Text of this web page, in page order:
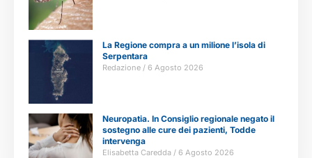
La Regione compra a un milione l’isola di
Serpentara
Redazione 6 Agosto 2026
Neuropatia. In Consiglio regionale negato il
sostegno alle cure dei pazienti, Todde
intervenga
Elisabetta Caredda 6 Agosto 2026